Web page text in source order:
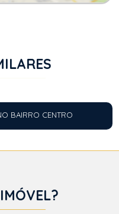
BAIRRO CENTRO